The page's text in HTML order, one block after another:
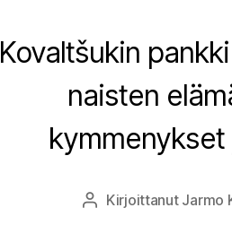
Kovaltšukin
naisten
Kirjoittaja
Kirjoittanut Jarmo